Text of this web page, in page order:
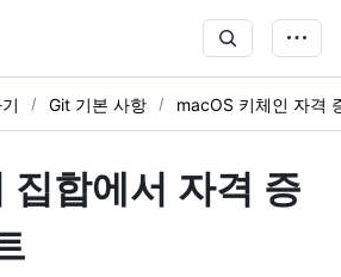
Git 기본 사항 macOS 키체인 자격
집합에서 자격 증